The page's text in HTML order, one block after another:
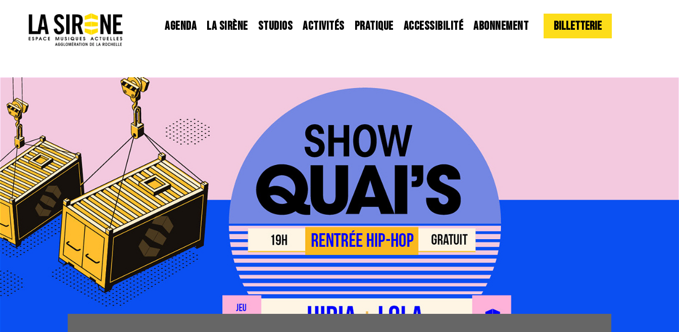
AGENDA LA SIRÈNE STUDIOS ACTIVITÉS PRATIQUE ACCESSIBILITÉ ABONNEMENT Billetterie